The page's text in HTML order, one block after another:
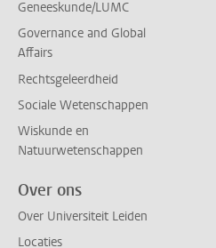
Geneeskunde/LUMC
Governance and Global
Affairs
Rechtsgeleerdheid
Sociale Wetenschappen
Wiskunde en
Natuurwetenschappen
Over ons
Over Universiteit Leiden
Locaties